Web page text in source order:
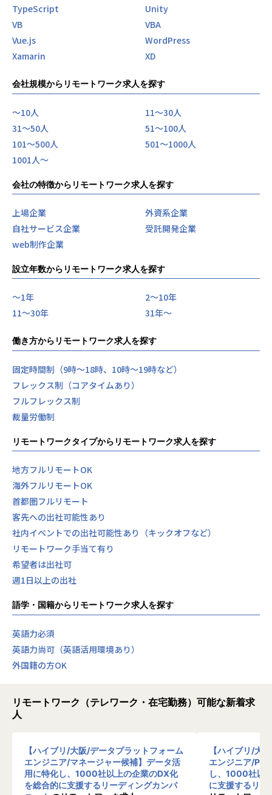
TypeScript
Unity
VB
VBA
Vue.js
WordPress
Xamarin
XD
会社規模からリモートワーク求人を探す
〜10人
11〜30人
31〜50人
51〜100人
101〜500人
501〜1000人
1001人〜
会社の特徴からリモートワーク求人を探す
上場企業
外資系企業
自社サービス企業
受託開発企業
web制作企業
設立年数からリモートワーク求人を探す
〜1年
2〜10年
11〜30年
31年〜
働き方からリモートワーク求人を探す
固定時間制（9時～18時、10時～19時など）
フレックス制（コアタイムあり）
フルフレックス制
裁量労働制
リモートワークタイプからリモートワーク求人を探す
地方フルリモートOK
海外フルリモートOK
首都圏フルリモート
客先への出社可能性あり
社内イベントでの出社可能性あり（キックオフなど）
リモートワーク手当て有り
希望者は出社可
週1日以上の出社
語学・国籍からリモートワーク求人を探す
英語力必須
英語力尚可（英語活用環境あり）
外国籍の方OK
リモートワーク（テレワーク・在宅勤務）可能な新着求
人
【ハイブリ/大阪/データプラットフォーム
エンジニア/マネージャー候補】データ活
用に特化し、1000社以上の企業のDX化
を総合的に支援するリーディングカンパ
【ハイブリ/大
エンジニア/PM
し、1000社以
に支援するリー